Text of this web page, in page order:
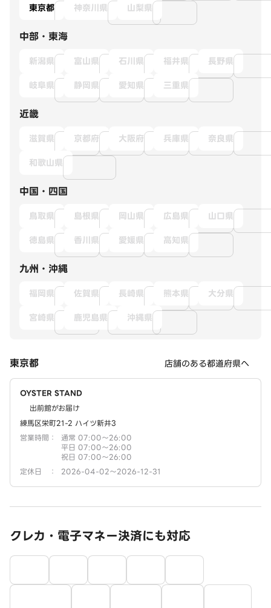
東京都
神奈川県 山梨県
中部・東海
新潟県 富山県 石川県 福井県
長野県
岐阜県
静岡県 愛知県 三重県
近畿
滋賀県 京都府 大阪府 兵庫県
奈良県
和歌山県
中国・四国
鳥取県 島根県 岡山県 広島県
山口県
徳島県
香川県 愛媛県 高知県
九州・沖縄
福岡県 佐賀県 長崎県 熊本県
大分県
宮崎県
鹿児島県 沖縄県
東京都 店舗のある都道府県へ
OYSTER STAND
出前館がお届け
練馬区栄町21-2 ハイツ新井3
営業時間 ：
通常 07:00～26:00
平日 07:00～26:00
祝日 07:00～26:00
定休日
： 2026-04-02～2026-12-31
クレカ・電子マネー決済にも対応